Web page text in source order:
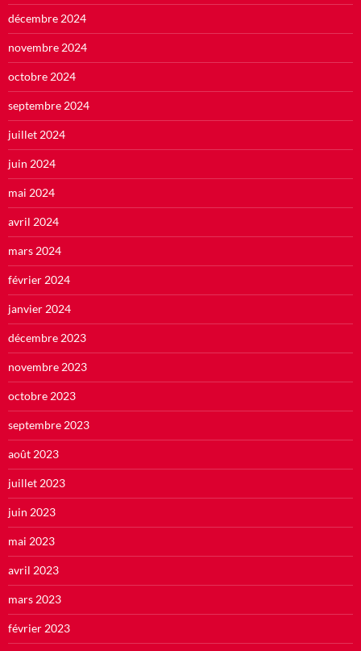
décembre 2024
novembre 2024
octobre 2024
septembre 2024
juillet 2024
juin 2024
mai 2024
avril 2024
mars 2024
février 2024
janvier 2024
décembre 2023
novembre 2023
octobre 2023
septembre 2023
août 2023
juillet 2023
juin 2023
mai 2023
avril 2023
mars 2023
février 2023